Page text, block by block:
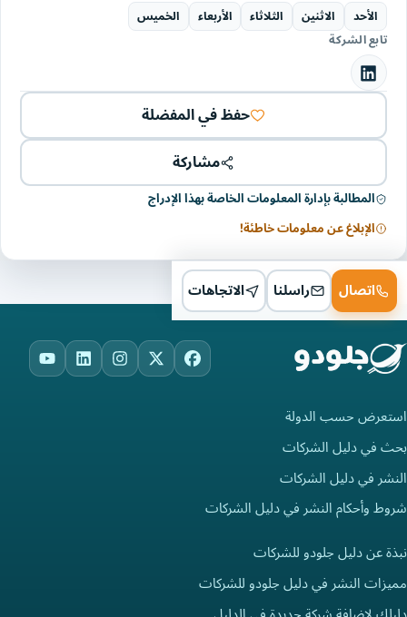
الأحد الاثنين الثلاثاء الأربعاء الخميس
تابع الشركة
حفظ في المفضلة
مشاركة
المطالبة بإدارة المعلومات الخاصة بهذا الإدراج
الإبلاغ عن معلومات خاطئة!
اتصال راسلنا الاتجاهات
Facebook
X
Instagram
LinkedIn
استعرض حسب الدولة
بحث في دليل الشركات
النشر في دليل الشركات
شروط وأحكام النشر في دليل الشركات
نبذة عن دليل جلودو للشركات
مميزات النشر في دليل جلودو للشركات